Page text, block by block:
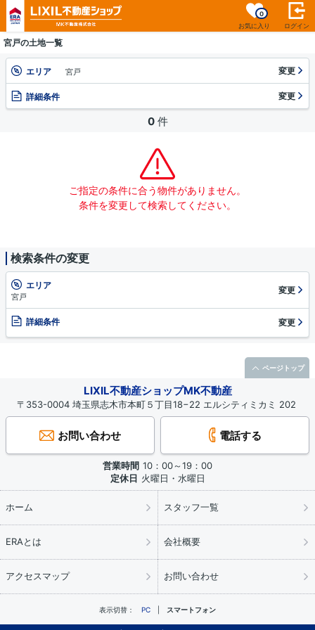
お気に入り
0
ログイン
宮戸の土地一覧
エリア 宮戸 変更
詳細条件 変更
0 件
ご指定の条件に合う物件がありません。
条件を変更して検索してください。
検索条件の変更
エリア
宮戸
変更
詳細条件 変更
LIXIL不動産ショップMK不動産
〒353-0004 埼玉県志木市本町５丁目18−22 エルシティミカミ 202
お問い合わせ 電話する
営業時間 10：00～19：00
定休日 火曜日・水曜日
ホーム スタッフ一覧
ERAとは 会社概要
アクセスマップ お問い合わせ
表示切替： PC スマートフォン
ページトップ